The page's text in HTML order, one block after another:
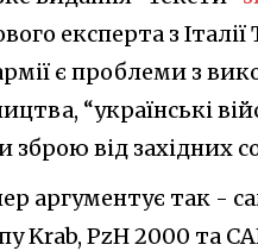
експерта з
є проблеми з
“українські
від західних
аргументує так -
Krab, PzH 2000 та